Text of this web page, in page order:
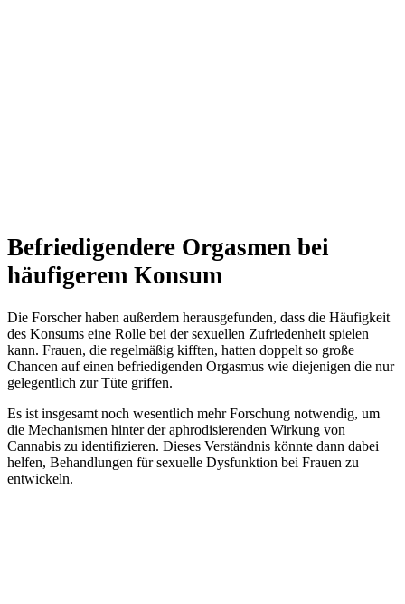
Befriedigendere Orgasmen bei
häufigerem Konsum
Die Forscher haben außerdem herausgefunden, dass die Häufigkeit
des Konsums eine Rolle bei der sexuellen Zufriedenheit spielen
kann. Frauen, die regelmäßig kifften, hatten doppelt so große
Chancen auf einen befriedigenden Orgasmus wie diejenigen die nur
gelegentlich zur Tüte griffen.
Es ist insgesamt noch wesentlich mehr Forschung notwendig, um
die Mechanismen hinter der aphrodisierenden Wirkung von
Cannabis zu identifizieren. Dieses Verständnis könnte dann dabei
helfen, Behandlungen für sexuelle Dysfunktion bei Frauen zu
entwickeln.